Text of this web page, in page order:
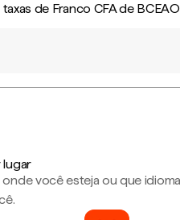
taxas de Franco CFA de
lugar
você esteja ou que